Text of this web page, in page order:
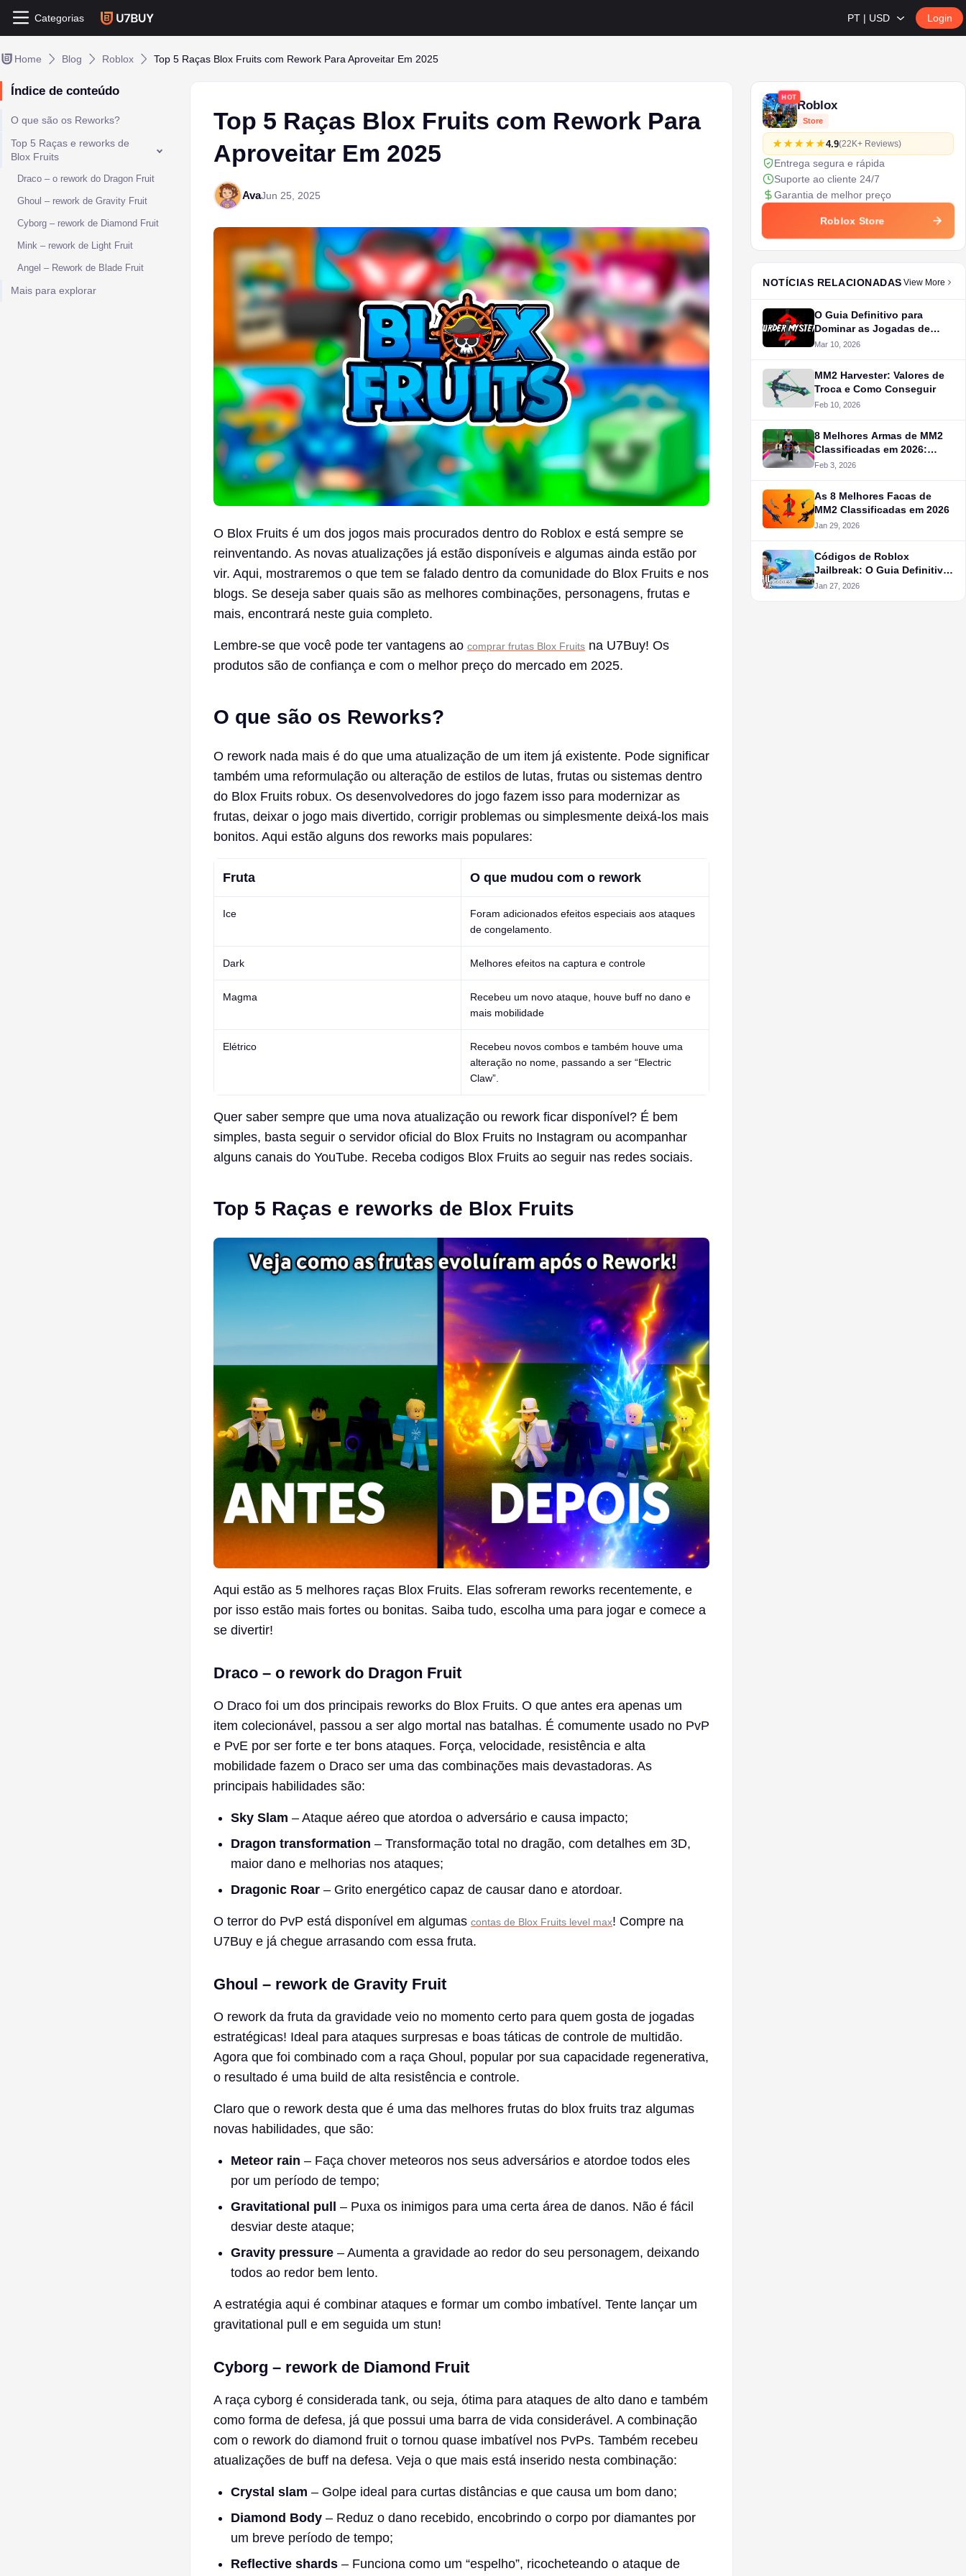
Categorias PT | USD Login
Home Blog Roblox Top 5 Raças Blox Fruits com Rework Para Aproveitar Em 2025
Índice de conteúdo
O que são os Reworks?
Top 5 Raças e reworks de
Blox Fruits
Draco – o rework do Dragon Fruit
Ghoul – rework de Gravity Fruit
Cyborg – rework de Diamond Fruit
Mink – rework de Light Fruit
Angel – Rework de Blade Fruit
Mais para explorar
Top 5 Raças Blox Fruits com Rework Para
Aproveitar Em 2025
AvaJun 25, 2025
O Blox Fruits é um dos jogos mais procurados dentro do Roblox e está sempre se
reinventando. As novas atualizações já estão disponíveis e algumas ainda estão por
vir. Aqui, mostraremos o que tem se falado dentro da comunidade do Blox Fruits e nos
blogs. Se deseja saber quais são as melhores combinações, personagens, frutas e
mais, encontrará neste guia completo.
Lembre-se que você pode ter vantagens ao comprar frutas Blox Fruits na U7Buy! Os
produtos são de confiança e com o melhor preço do mercado em 2025.
O que são os Reworks?
O rework nada mais é do que uma atualização de um item já existente. Pode significar
também uma reformulação ou alteração de estilos de lutas, frutas ou sistemas dentro
do Blox Fruits robux. Os desenvolvedores do jogo fazem isso para modernizar as
frutas, deixar o jogo mais divertido, corrigir problemas ou simplesmente deixá-los mais
bonitos. Aqui estão alguns dos reworks mais populares:
Fruta O que mudou com o rework
Ice
Foram adicionados efeitos especiais aos ataques
de congelamento.
Dark Melhores efeitos na captura e controle
Magma
Recebeu um novo ataque, houve buff no dano e
mais mobilidade
Elétrico
Recebeu novos combos e também houve uma
alteração no nome, passando a ser “Electric
Claw”.
Quer saber sempre que uma nova atualização ou rework ficar disponível? É bem
simples, basta seguir o servidor oficial do Blox Fruits no Instagram ou acompanhar
alguns canais do YouTube. Receba codigos Blox Fruits ao seguir nas redes sociais.
Top 5 Raças e reworks de Blox Fruits
Aqui estão as 5 melhores raças Blox Fruits. Elas sofreram reworks recentemente, e
por isso estão mais fortes ou bonitas. Saiba tudo, escolha uma para jogar e comece a
se divertir!
Draco – o rework do Dragon Fruit
O Draco foi um dos principais reworks do Blox Fruits. O que antes era apenas um
item colecionável, passou a ser algo mortal nas batalhas. É comumente usado no PvP
e PvE por ser forte e ter bons ataques. Força, velocidade, resistência e alta
mobilidade fazem o Draco ser uma das combinações mais devastadoras. As
principais habilidades são:
Sky Slam – Ataque aéreo que atordoa o adversário e causa impacto;
Dragon transformation – Transformação total no dragão, com detalhes em 3D,
maior dano e melhorias nos ataques;
Dragonic Roar – Grito energético capaz de causar dano e atordoar.
O terror do PvP está disponível em algumas contas de Blox Fruits level max! Compre na
U7Buy e já chegue arrasando com essa fruta.
Ghoul – rework de Gravity Fruit
O rework da fruta da gravidade veio no momento certo para quem gosta de jogadas
estratégicas! Ideal para ataques surpresas e boas táticas de controle de multidão.
Agora que foi combinado com a raça Ghoul, popular por sua capacidade regenerativa,
o resultado é uma build de alta resistência e controle.
Claro que o rework desta que é uma das melhores frutas do blox fruits traz algumas
novas habilidades, que são:
Meteor rain – Faça chover meteoros nos seus adversários e atordoe todos eles
por um período de tempo;
Gravitational pull – Puxa os inimigos para uma certa área de danos. Não é fácil
desviar deste ataque;
Gravity pressure – Aumenta a gravidade ao redor do seu personagem, deixando
todos ao redor bem lento.
A estratégia aqui é combinar ataques e formar um combo imbatível. Tente lançar um
gravitational pull e em seguida um stun!
Cyborg – rework de Diamond Fruit
A raça cyborg é considerada tank, ou seja, ótima para ataques de alto dano e também
como forma de defesa, já que possui uma barra de vida considerável. A combinação
com o rework do diamond fruit o tornou quase imbatível nos PvPs. Também recebeu
atualizações de buff na defesa. Veja o que mais está inserido nesta combinação:
Crystal slam – Golpe ideal para curtas distâncias e que causa um bom dano;
Diamond Body – Reduz o dano recebido, encobrindo o corpo por diamantes por
um breve período de tempo;
Reflective shards – Funciona como um “espelho”, ricocheteando o ataque de
HOT
Roblox
Store
4.9(22K+ Reviews)
Entrega segura e rápida
Suporte ao cliente 24/7
Garantia de melhor preço
Roblox Store
NOTÍCIAS RELACIONADAS View More
O Guia Definitivo para
Dominar as Jogadas de
Efeito em Murder Mystery 2
Mar 10, 2026
MM2 Harvester: Valores de
Troca e Como Conseguir
Feb 10, 2026
8 Melhores Armas de MM2
Classificadas em 2026:
Raridade e Valor de Troca
Feb 3, 2026
As 8 Melhores Facas de
MM2 Classificadas em 2026
Jan 29, 2026
Códigos de Roblox
Jailbreak: O Guia Definitivo
de Sobrevivência de Janeiro
Jan 27, 2026